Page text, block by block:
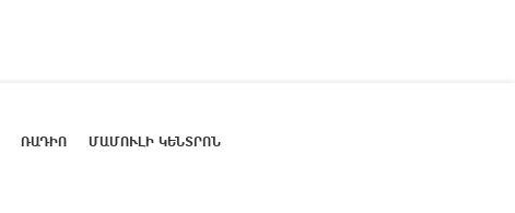
ՌԱԴԻՈ ՄԱՄՈՒԼԻ ԿԵՆՏՐՈՆ